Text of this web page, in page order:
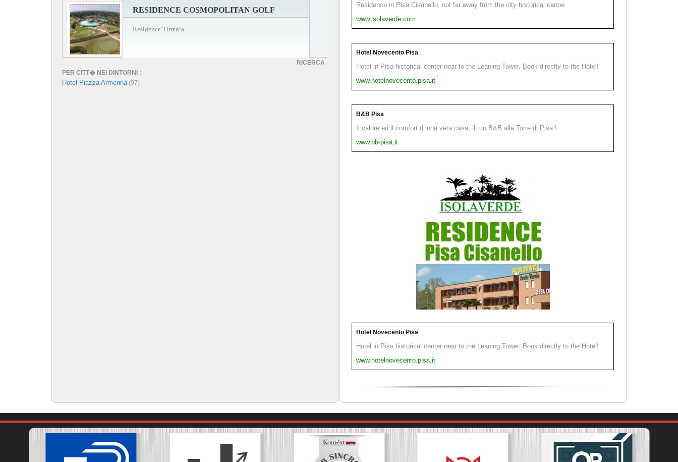
RESIDENCE COSMOPOLITAN GOLF
Residence Tirrenia
RICERCA
PER CITT� NEI DINTORNI :
Hotel Piazza Armerina(97)
Residence in Pisa Cisanello, not far away from the city historical center.
www.isolaverde.com
Hotel Novecento Pisa
Hotel in Pisa historical center near to the Leaning Tower. Book directly to the Hotel!
www.hotelnovecento.pisa.it
B&B Pisa
Il calore ed il comfort di una vera casa, il tuo B&B alla Torre di Pisa !
www.bb-pisa.it
Hotel Novecento Pisa
Hotel in Pisa historical center near to the Leaning Tower. Book directly to the Hotel!
www.hotelnovecento.pisa.it